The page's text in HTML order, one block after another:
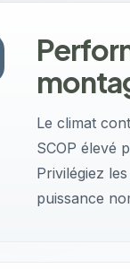
Le climat
SCOP élevé
Privilégiez
puissance